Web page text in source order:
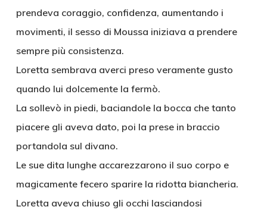
prendeva coraggio, confidenza, aumentando i
movimenti, il sesso di Moussa iniziava a prendere
sempre più consistenza.
Loretta sembrava averci preso veramente gusto
quando lui dolcemente la fermò.
La sollevò in piedi, baciandole la bocca che tanto
piacere gli aveva dato, poi la prese in braccio
portandola sul divano.
Le sue dita lunghe accarezzarono il suo corpo e
magicamente fecero sparire la ridotta biancheria.
Loretta aveva chiuso gli occhi lasciandosi